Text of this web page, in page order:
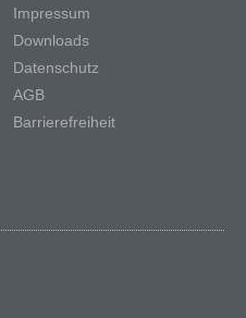
Impressum
Downloads
Datenschutz
AGB
Barrierefreiheit